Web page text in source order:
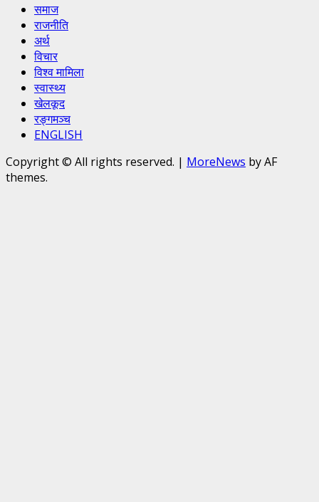
समाज
राजनीति
अर्थ
विचार
विश्व मामिला
स्वास्थ्य
खेलकूद
रङ्गमञ्च
ENGLISH
Copyright © All rights reserved. | MoreNews by AF
themes.